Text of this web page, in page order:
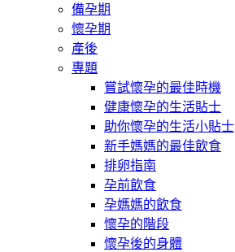
備孕期
懷孕期
產後
專題
嘗試懷孕的最佳時機
健康懷孕的生活貼士
助你懷孕的生活小貼士
新手媽媽的最佳飲食
排卵指南
孕前飲食
孕媽媽的飲食
懷孕的階段
懷孕後的身體